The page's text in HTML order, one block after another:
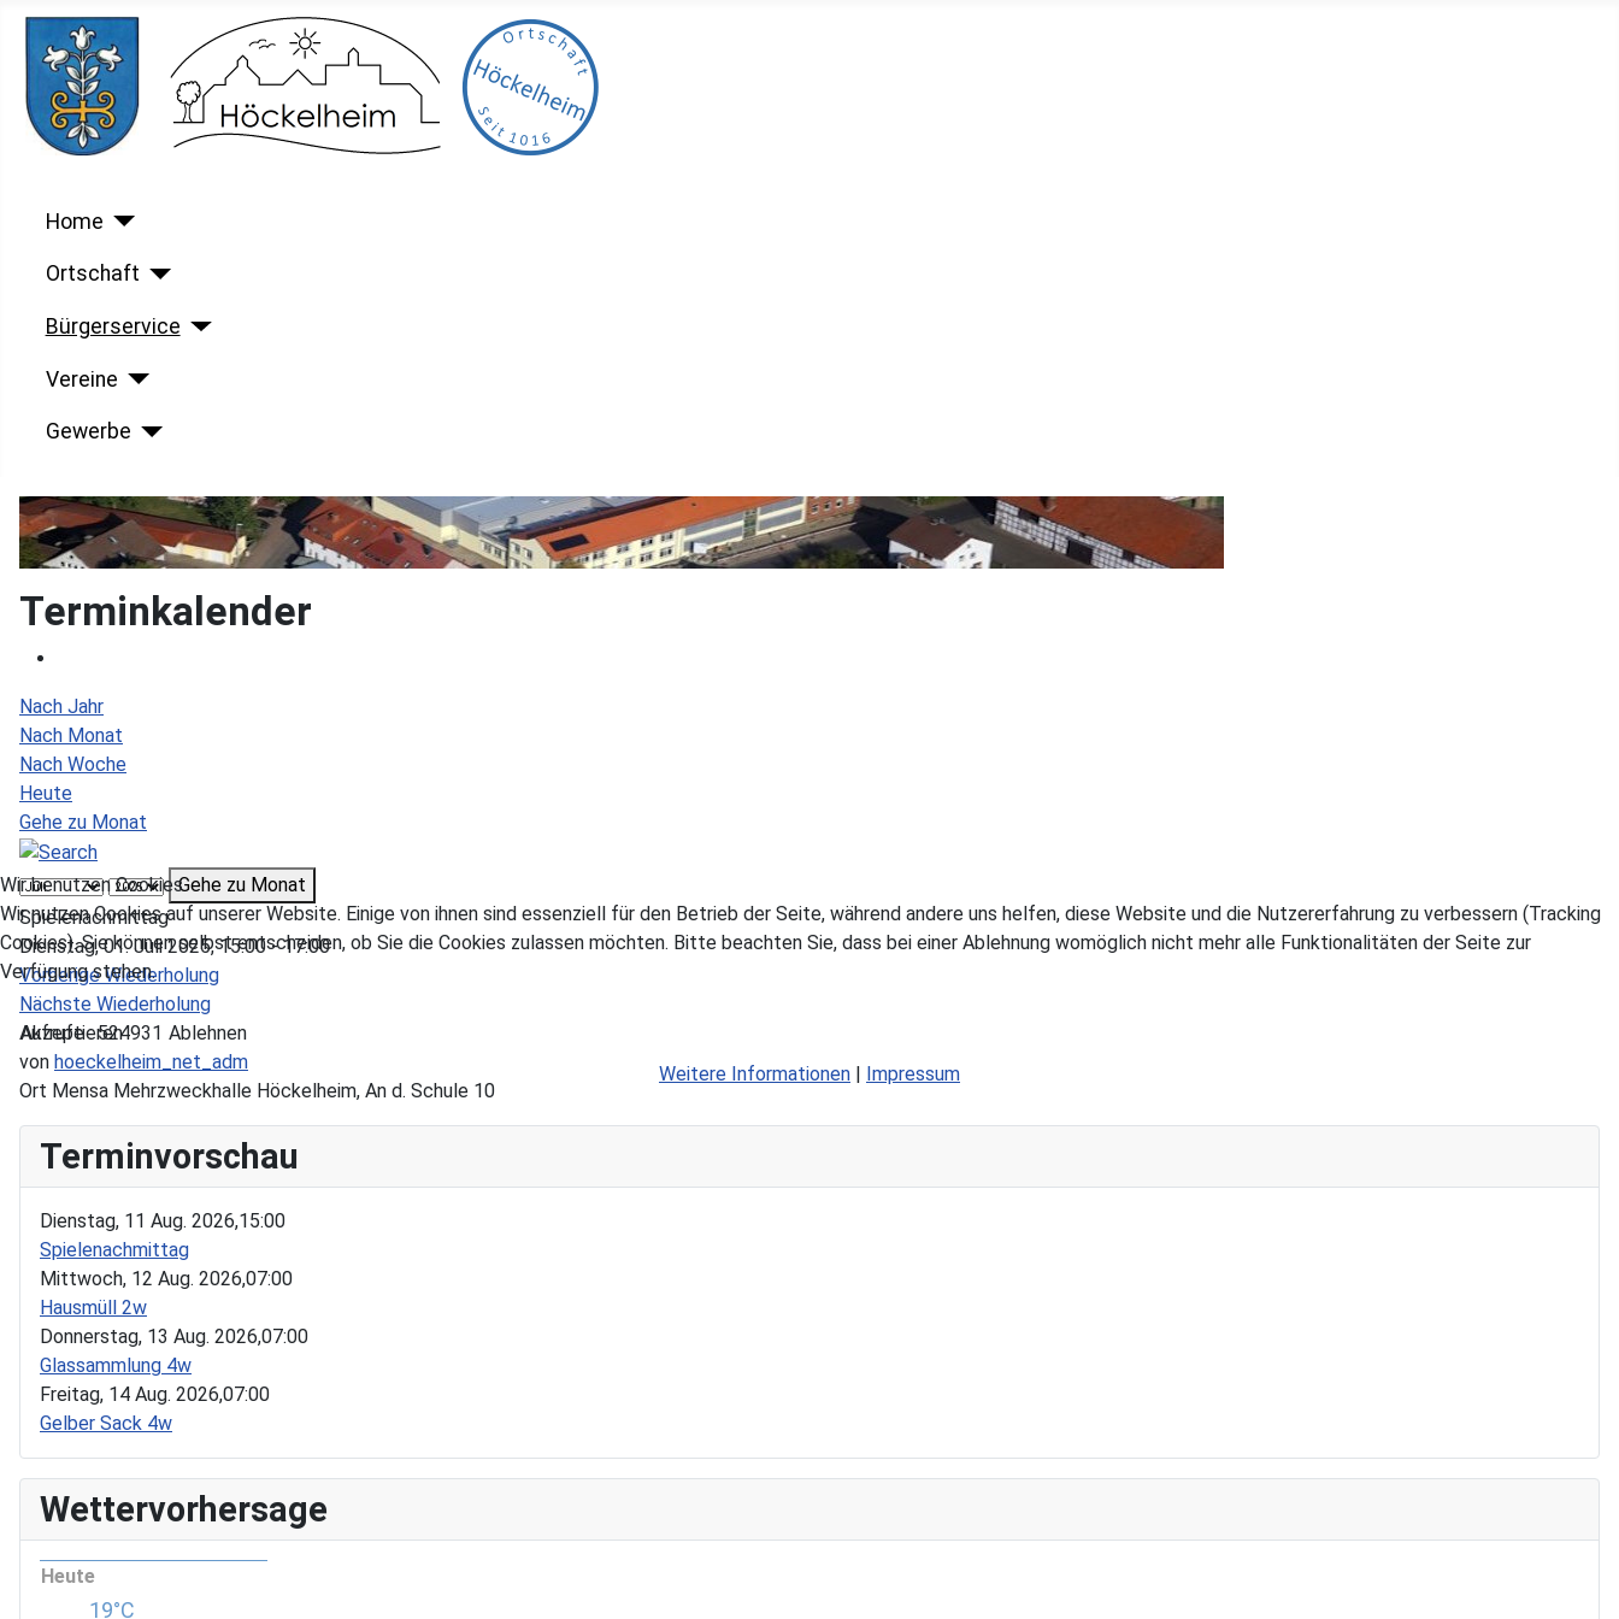
Home
Ortschaft
Bürgerservice
Vereine
Gewerbe
Terminkalender
Nach Jahr
Nach Monat
Nach Woche
Heute
Gehe zu Monat
Gehe zu Monat
Spielenachmittag
Dienstag, 01. Juli 2025, 15:00 - 17:00
Vorherige Wiederholung
Nächste Wiederholung
Aufrufe: 524931
von hoeckelheim_net_adm
Ort Mensa Mehrzweckhalle Höckelheim, An d. Schule 10
Terminvorschau
Dienstag, 11 Aug. 2026,15:00
Spielenachmittag
Mittwoch, 12 Aug. 2026,07:00
Hausmüll 2w
Donnerstag, 13 Aug. 2026,07:00
Glassammlung 4w
Freitag, 14 Aug. 2026,07:00
Gelber Sack 4w
Wettervorhersage
Heute
19°C
Wir benutzen Cookies
Wir nutzen Cookies auf unserer Website. Einige von ihnen sind essenziell für den Betrieb der Seite, während andere uns helfen, diese Website und die Nutzererfahrung zu verbessern (Tracking
Cookies). Sie können selbst entscheiden, ob Sie die Cookies zulassen möchten. Bitte beachten Sie, dass bei einer Ablehnung womöglich nicht mehr alle Funktionalitäten der Seite zur
Verfügung stehen.
Akzeptieren
Ablehnen
Weitere Informationen | Impressum